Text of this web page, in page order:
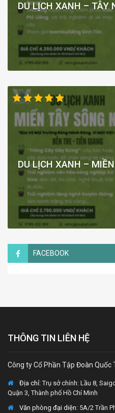
DU LỊCH XANH – TÂY
DU LỊCH XANH –
FACEBOOK
THÔNG TIN LIÊN HỆ
Công ty Cổ Phần Tập Đoàn Quốc
Địa chỉ:Trụ sở chính: Lầu 8,
Quận 3, Thành phố Hồ Chí Minh
Văn phòng đại diện: 5A/2 Trần